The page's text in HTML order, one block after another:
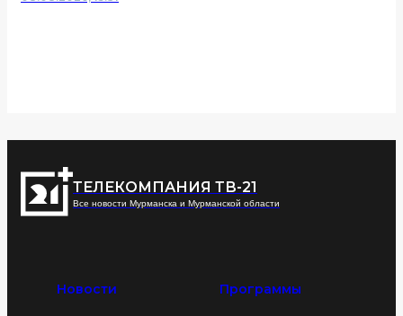
ТЕЛЕКОМПАНИЯ ТВ-21
Все новости Мурманска и Мурманской области
Новости Программы